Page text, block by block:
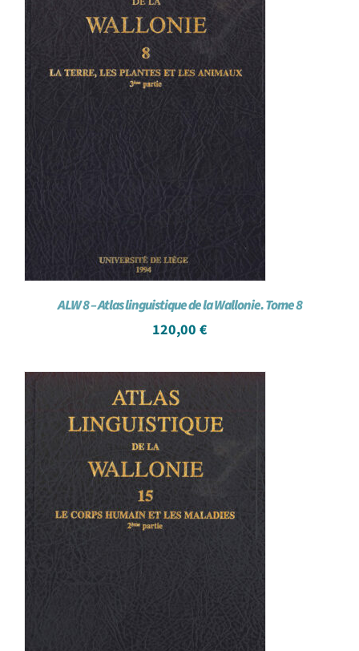
ALW 8 – Atlas linguistique de la Wallonie. Tome 8
120,00 €